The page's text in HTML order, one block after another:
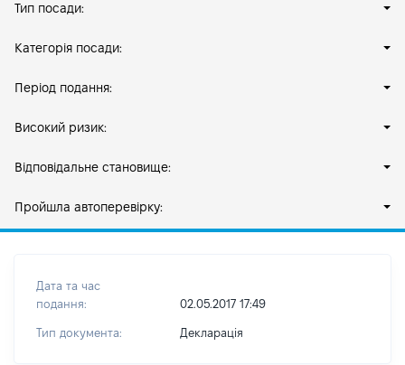
Тип посади:
Категорія посади:
Період подання:
Високий ризик:
Відповідальне становище:
Пройшла автоперевірку:
Дата та час
подання:
02.05.2017 17:49
Тип документа: Декларація